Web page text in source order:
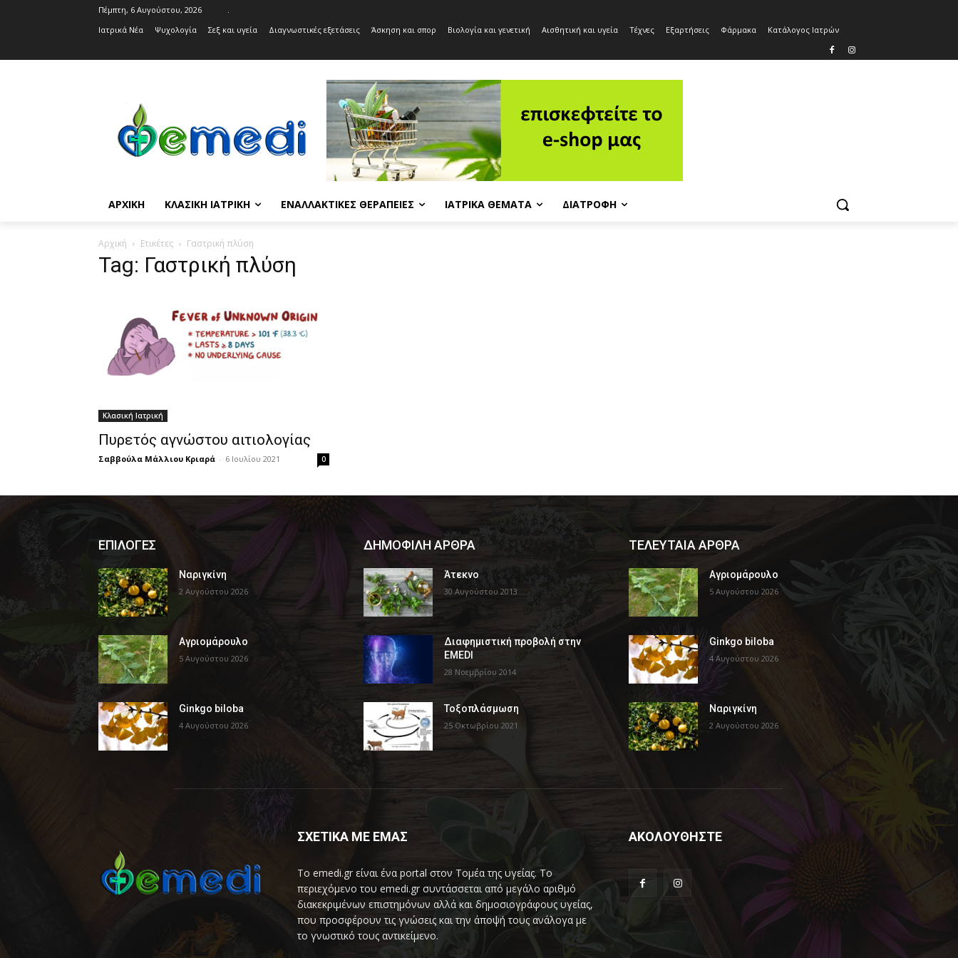
Πέμπτη, 6 Αυγούστου, 2026
.
Ιατρικά Νέα
Ψυχολογία Σεξ και υγεία Διαγνωστικές εξετάσεις Άσκηση και σπορ Βιολογία και γενετική Αισθητική και υγεία Τέχνες Εξαρτήσεις Φάρμακα Κατάλογος Ιατρών
ΑΡΧΙΚΉ ΚΛΑΣΙΚΉ ΙΑΤΡΙΚΉ ΕΝΑΛΛΑΚΤΙΚΈΣ ΘΕΡΑΠΕΊΕΣ ΙΑΤΡΙΚΆ ΘΈΜΑΤΑ ΔΙΑΤΡΟΦΉ
Αρχική Ετικέτες Γαστρική πλύση
Tag: Γαστρική πλύση
Κλασική Ιατρική
Πυρετός αγνώστου αιτιολογίας
Σαββούλα Μάλλιου Κριαρά - 6 Ιουλίου 2021 0
ΕΠΙΛΟΓΕΣ
Ναριγκίνη
2 Αυγούστου 2026
Αγριομάρουλο
5 Αυγούστου 2026
Ginkgo biloba
4 Αυγούστου 2026
ΔΗΜΟΦΙΛΗ ΑΡΘΡΑ
Άτεκνο
30 Αυγούστου 2013
Διαφημιστική προβολή στην
EMEDI
28 Νοεμβρίου 2014
Τοξοπλάσμωση
25 Οκτωβρίου 2021
ΤΕΛΕΥΤΑΙΑ ΑΡΘΡΑ
Αγριομάρουλο
5 Αυγούστου 2026
Ginkgo biloba
4 Αυγούστου 2026
Ναριγκίνη
2 Αυγούστου 2026
ΣΧΕΤΙΚΑ ΜΕ ΕΜΑΣ
Το emedi.gr είναι ένα portal στον Τομέα της υγείας. Το
περιεχόμενο του emedi.gr συντάσσεται από μεγάλο αριθμό
διακεκριμένων επιστημόνων αλλά και δημοσιογράφους υγείας,
που προσφέρουν τις γνώσεις και την άποψή τους ανάλογα με
το γνωστικό τους αντικείμενο.
ΑΚΟΛΟΥΘΗΣΤΕ